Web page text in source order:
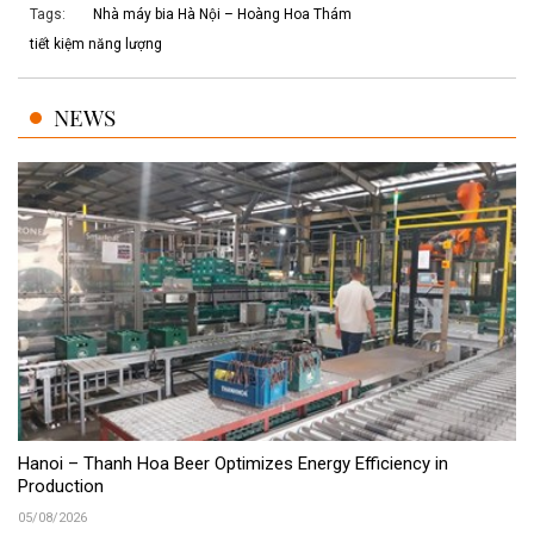
Tags:
Nhà máy bia Hà Nội – Hoàng Hoa Thám
tiết kiệm năng lượng
NEWS
Hanoi – Thanh Hoa Beer Optimizes Energy Efficiency in
Production
05/08/2026